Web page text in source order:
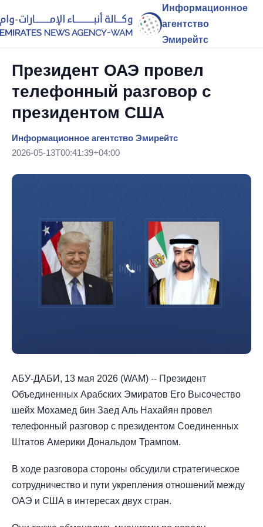
Информационное
агентство
Эмирейтс
Президент ОАЭ провел
телефонный разговор с
президентом США
Информационное агентство Эмирейтс
2026-05-13T00:41:39+04:00
АБУ-ДАБИ, 13 мая 2026 (WAM) -- Президент
Объединенных Арабских Эмиратов Его Высочество
шейх Мохамед бин Заед Аль Нахайян провел
телефонный разговор с президентом Соединенных
Штатов Америки Дональдом Трампом.
В ходе разговора стороны обсудили стратегическое
сотрудничество и пути укрепления отношений между
ОАЭ и США в интересах двух стран.